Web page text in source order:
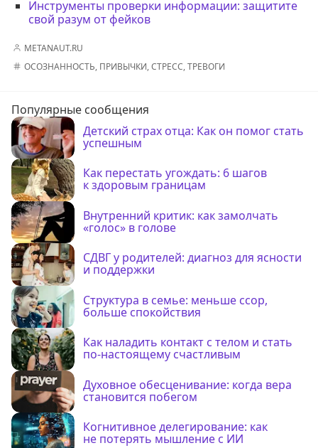
Инструменты проверки информации: защитите
свой разум от фейков
METANAUT.RU
ОСОЗНАННОСТЬ, ПРИВЫЧКИ,СТРЕСС,ТРЕВОГИ
Популярные сообщения
Детский страх отца: Как он помог стать
успешным
Как перестать угождать: 6 шагов
к здоровым границам
Внутренний критик: как замолчать
«голос» в голове
СДВГ у родителей: диагноз для ясности
и поддержки
Структура в семье: меньше ссор,
больше спокойствия
Как наладить контакт с телом и стать
по-настоящему счастливым
Духовное обесценивание: когда вера
становится побегом
Когнитивное делегирование: как
не потерять мышление с ИИ